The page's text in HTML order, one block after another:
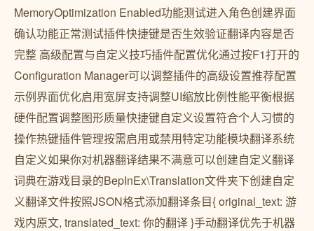
MemoryOptimization Enabled功能测试进入角色创建界面
确认功能正常测试插件快捷键是否生效验证翻译内容是否
完整 高级配置与自定义技巧插件配置优化通过按F1打开的
Configuration Manager可以调整插件的高级设置推荐配置
示例界面优化启用宽屏支持调整UI缩放比例性能平衡根据
硬件配置调整图形质量快捷键自定义设置符合个人习惯的
操作热键插件管理按需启用或禁用特定功能模块翻译系统
自定义如果你对机器翻译结果不满意可以创建自定义翻译
词典在游戏目录的BepInEx\Translation文件夹下创建自定
义翻译文件按照JSON格式添加翻译条目{ original_text: 游
戏内原文, translated_text: 你的翻译 }手动翻译优先于机器